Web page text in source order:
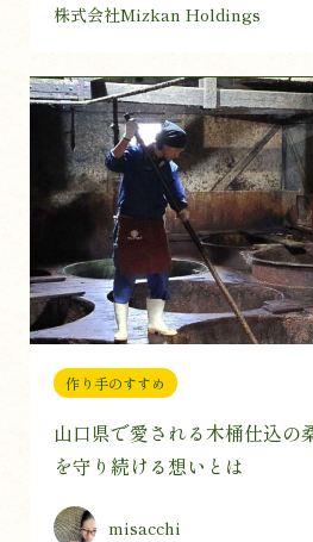
株式会社Mizkan Holdings
作り手のすすめ
山口県で愛される木桶仕込の
を守り続ける想いとは
misacchi